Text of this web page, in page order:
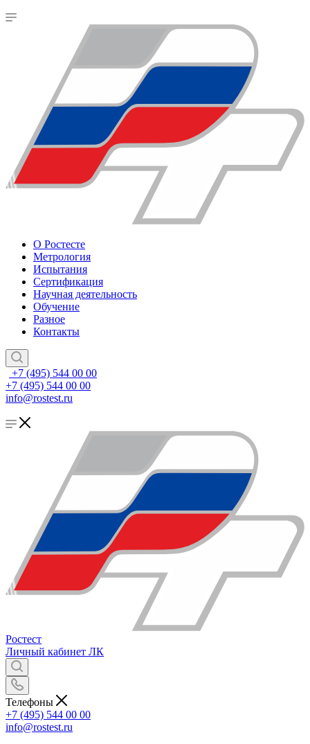
О Ростесте
Метрология
Испытания
Сертификация
Научная деятельность
Обучение
Разное
Контакты
+7 (495) 544 00 00
+7 (495) 544 00 00
info@rostest.ru
Ростест
Личный кабинет ЛК
Телефоны
+7 (495) 544 00 00
info@rostest.ru